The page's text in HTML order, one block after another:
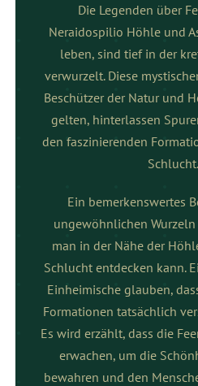
Die Legenden über
Neraidospilio Höhle und
leben, sind tief in der
verwurzelt. Diese
Beschützer der Natur und
gelten, hinterlassen
den faszinierenden
Schlucht.
Ein bemerkenswertes
ungewöhnlichen
man in der Nähe der
Schlucht entdecken kann.
Einheimische glauben,
Formationen tatsächlich
Es wird erzählt, dass die
erwachen, um die
bewahren und den